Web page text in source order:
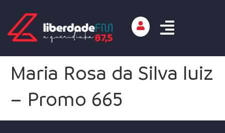
Maria Rosa da Silva luiz
– Promo 665